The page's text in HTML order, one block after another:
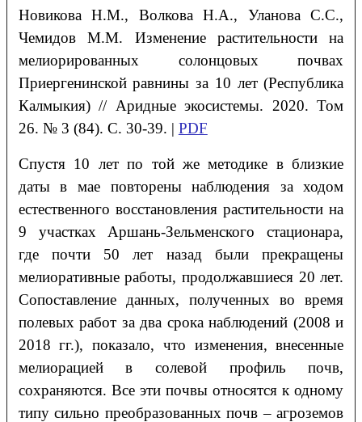
НовиковаН.М., ВолковаН.А., УлановаС.С.,
ЧемидовМ.М. Изменение растительности на
мелиорированных солонцовых почвах
Приергенинской равнины за 10 лет (Республика
Калмыкия)// Аридные экосистемы. 2020. Том
26. № 3 (84). С. 30-39. | PDF
Спустя 10 лет по той же методике в близкие
даты в мае повторены наблюдения за ходом
естественного восстановления растительности на
9 участках Аршань-Зельменского стационара,
где почти 50 лет назад были прекращены
мелиоративные работы, продолжавшиеся 20 лет.
Сопоставление данных, полученных во время
полевых работ за два срока наблюдений (2008 и
2018 гг.), показало, что изменения, внесенные
мелиорацией в солевой профиль почв,
сохраняются. Все эти почвы относятся к одному
типу сильно преобразованных почв – агроземов